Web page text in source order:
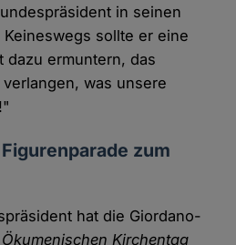
in seinen
sollte er eine
dazu ermuntern, das
was unsere
zum
hat die Giordano-
Kirchentag